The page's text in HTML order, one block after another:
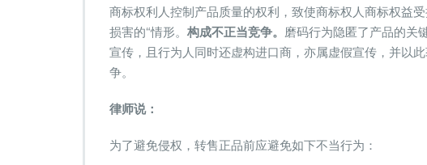
商标权利人控制产品质量的权利，致使商标权人商标权益
损害的“情形。 构成不正当竞争。 磨码行为隐匿了产品的关
宣传，且行为人同时还虚构进口商，亦属虚假宣传，并以
争。
律师说：
为了避免侵权，转售正品前应避免如下不当行为：